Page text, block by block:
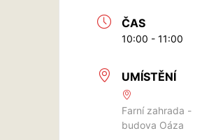
ČAS
10:00 - 11:00
UMÍSTĚNÍ
Farní zahrada -
budova Oáza